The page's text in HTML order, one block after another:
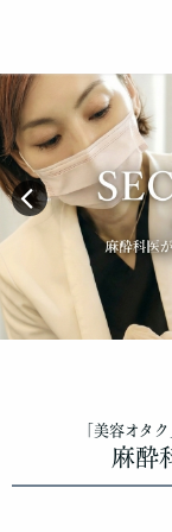
「美容オタ
麻酔